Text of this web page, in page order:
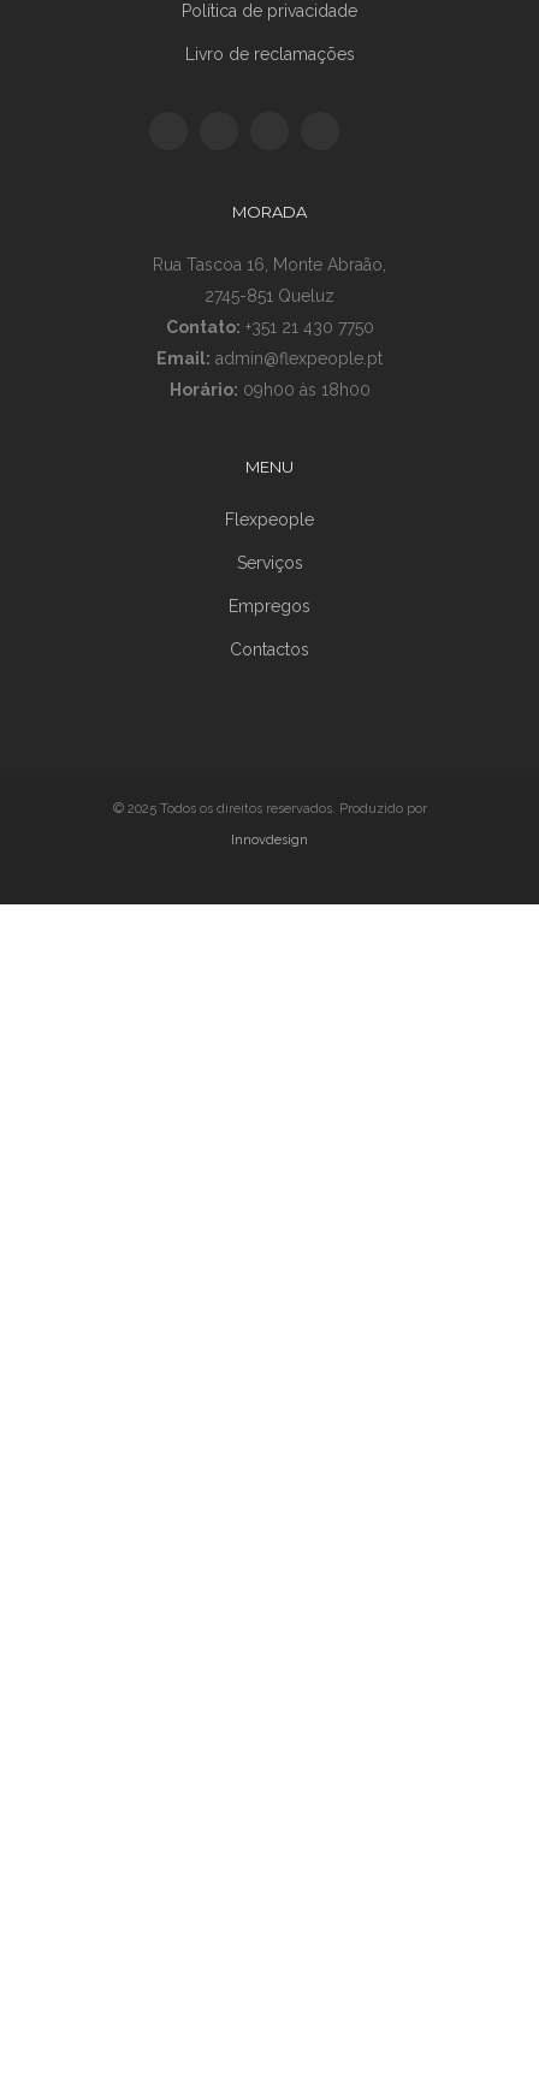
Política de privacidade
Livro de reclamações
MORADA
Rua Tascoa 16, Monte Abraão,
2745-851 Queluz
Contato: +351 21 430 7750
Email: admin@flexpeople.pt
Horário: 09h00 às 18h00
MENU
Flexpeople
Serviços
Empregos
Contactos
© 2025 Todos os direitos reservados. Produzido por
Innovdesign